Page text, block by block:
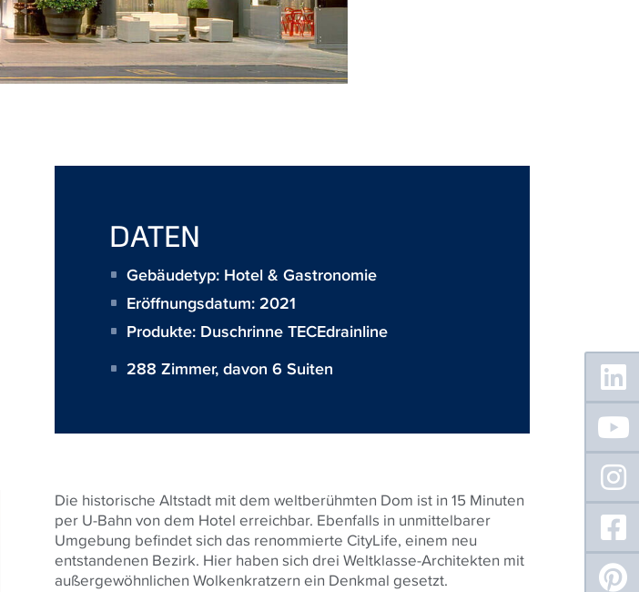
DATEN
Gebäudetyp: Hotel & Gastronomie
Eröffnungsdatum: 2021
Produkte: Duschrinne TECEdrainline
288 Zimmer, davon 6 Suiten
Die historische Altstadt mit dem weltberühmten Dom ist in 15 Minuten
per U-Bahn von dem Hotel erreichbar. Ebenfalls in unmittelbarer
Umgebung befindet sich das renommierte CityLife, einem neu
entstandenen Bezirk. Hier haben sich drei Weltklasse-Architekten mit
außergewöhnlichen Wolkenkratzern ein Denkmal gesetzt.
Floating